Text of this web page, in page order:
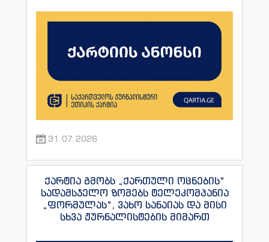
31.07.2026
ქარტია გმობს „ქართული ოცნების“
სადამსჯელო ზომებს ტელეკომპანია
„ფორმულას“, ვახო სანაიას და მისი
სხვა ჟურნალისტების მიმართ